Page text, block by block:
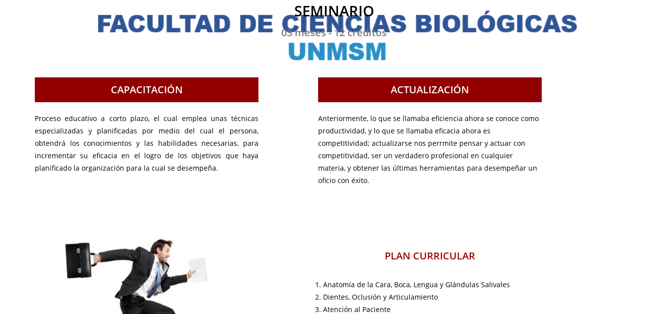
SEMINARIO
03 meses - 12 créditos
CAPACITACIÓN
Proceso educativo a corto plazo, el cual emplea unas técnicas
especializadas y planificadas por medio del cual el persona,
obtendrá los conocimientos y las habilidades necesarias, para
incrementar su eficacia en el logro de los objetivos que haya
planificado la organización para la cual se desempeña.
ACTUALIZACIÓN
Anteriormente, lo que se llamaba eficiencia ahora se conoce como
productividad, y lo que se llamaba eficacia ahora es
competitividad; actualizarse nos perrmite pensar y actuar con
competitividad, ser un verdadero profesional en cualquier
materia, y obtener las últimas herramientas para desempeñar un
oficio con éxito.
PLAN CURRICULAR
Anatomía de la Cara, Boca, Lengua y Glándulas Salivales
Dientes, Oclusión y Articulamiento
Atención al Paciente